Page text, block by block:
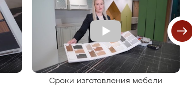
Сроки изготовления мебели